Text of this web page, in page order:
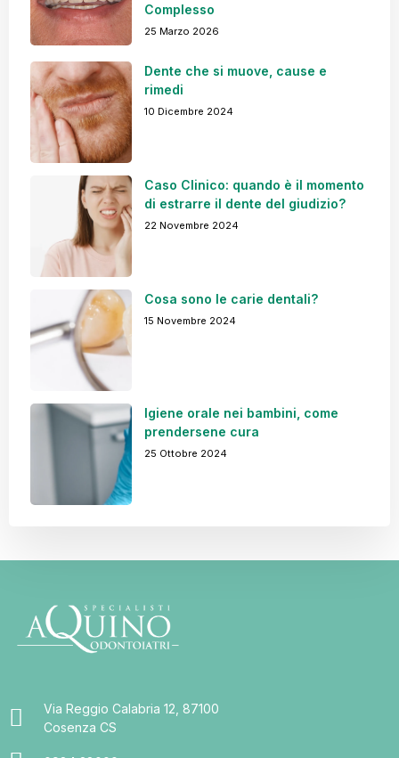
Complesso
25 Marzo 2026
Dente che si muove, cause e
rimedi
10 Dicembre 2024
Caso Clinico: quando è il momento
di estrarre il dente del giudizio?
22 Novembre 2024
Cosa sono le carie dentali?
15 Novembre 2024
Igiene orale nei bambini, come
prendersene cura
25 Ottobre 2024
Via Reggio Calabria 12, 87100
Cosenza CS